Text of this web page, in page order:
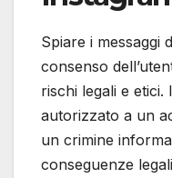
Spiare i messaggi
consenso
rischi legali e etici.
autorizzato a un
un crimine
conseguenze